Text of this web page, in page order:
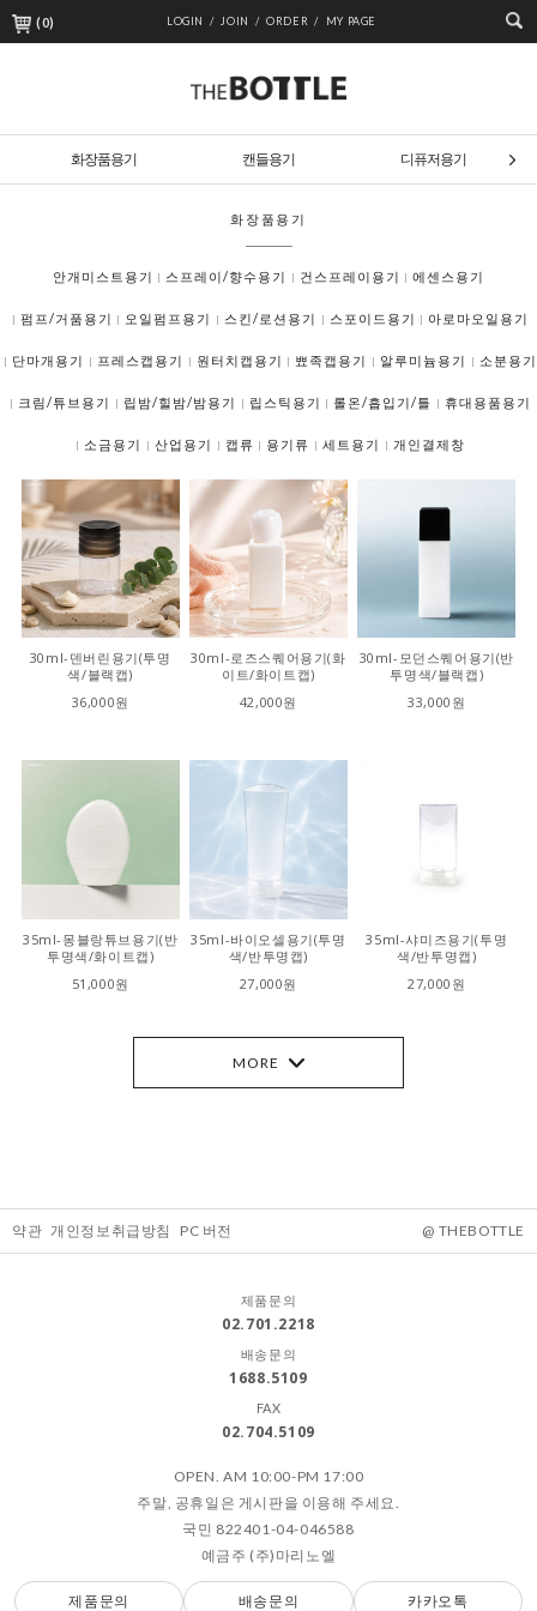
(0) LOGIN / JOIN / ORDER / MY PAGE
화장품용기 캔들용기 디퓨저용기
화장품용기
안개미스트용기 스프레이/향수용기 건스프레이용기 에센스용기
펌프/거품용기 오일펌프용기 스킨/로션용기 스포이드용기 아로마오일용기
단마개용기 프레스캡용기 원터치캡용기 뾰족캡용기 알루미늄용기 소분용기
크림/튜브용기 립밤/힐밤/밤용기 립스틱용기 롤온/흡입기/틀 휴대용품용기
소금용기 산업용기 캡류 용기류 세트용기 개인결제창
30ml-덴버린용기(투명
색/블랙캡)
36,000원
30ml-로즈스퀘어용기(화
이트/화이트캡)
42,000원
30ml-모던스퀘어용기(반
투명색/블랙캡)
33,000원
35ml-몽블랑튜브용기(반
투명색/화이트캡)
51,000원
35ml-바이오셀용기(투명
색/반투명캡)
27,000원
35ml-샤미즈용기(투명
색/반투명캡)
27,000원
MORE
약관 개인정보취급방침 PC 버전 @ THEBOTTLE
제품문의
02.701.2218
배송문의
1688.5109
FAX
02.704.5109
OPEN. AM 10:00-PM 17:00
주말, 공휴일은 게시판을 이용해 주세요.
국민 822401-04-046588
예금주 (주)마리노엘
제품문의 배송문의 카카오톡